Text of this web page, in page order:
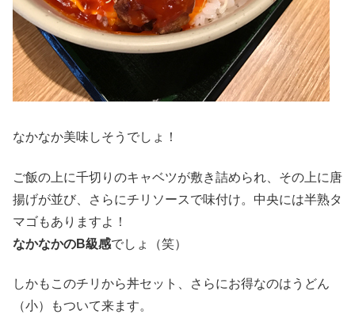
なかなか美味しそうでしょ！
ご飯の上に千切りのキャベツが敷き詰められ、その上に唐
揚げが並び、さらにチリソースで味付け。中央には半熟タ
マゴもありますよ！
なかなかのB級感でしょ（笑）
しかもこのチリから丼セット、さらにお得なのはうどん
（小）もついて来ます。